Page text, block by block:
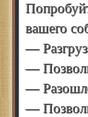
вашего
—
—
—
—